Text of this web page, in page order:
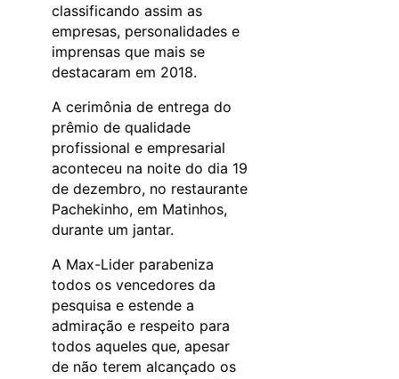
classificando assim as
empresas, personalidades e
imprensas que mais se
destacaram em 2018.
A cerimônia de entrega do
prêmio de qualidade
profissional e empresarial
aconteceu na noite do dia 19
de dezembro, no restaurante
Pachekinho, em Matinhos,
durante um jantar.
A Max-Lider parabeniza
todos os vencedores da
pesquisa e estende a
admiração e respeito para
todos aqueles que, apesar
de não terem alcançado os